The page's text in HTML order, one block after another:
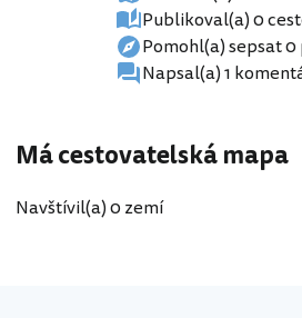
Publikoval(a) 0
Pomohl(a) sepsat
Napsal(a) 1
Má cestovatelská mapa
Navštívil(a) 0 zemí